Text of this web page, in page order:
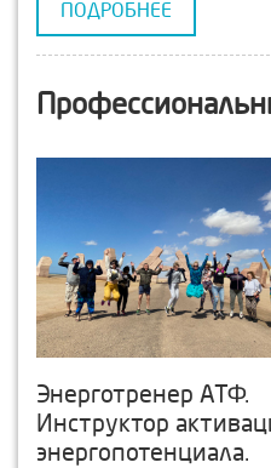
ПОДРОБНЕЕ
Энерготренер АТФ.
Инструктор
энергопотенциала.